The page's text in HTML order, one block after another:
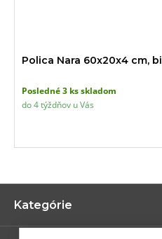
Polica Nara 60x20x4 cm,
Posledné 3 ks skladom
do 4 týždňov u Vás
Kategórie